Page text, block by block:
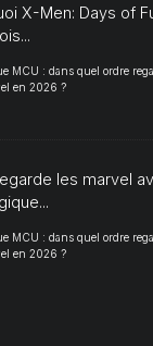
X-Men: Days of
MCU : dans quel ordre
en 2026 ?
les marvel
MCU : dans quel ordre
en 2026 ?